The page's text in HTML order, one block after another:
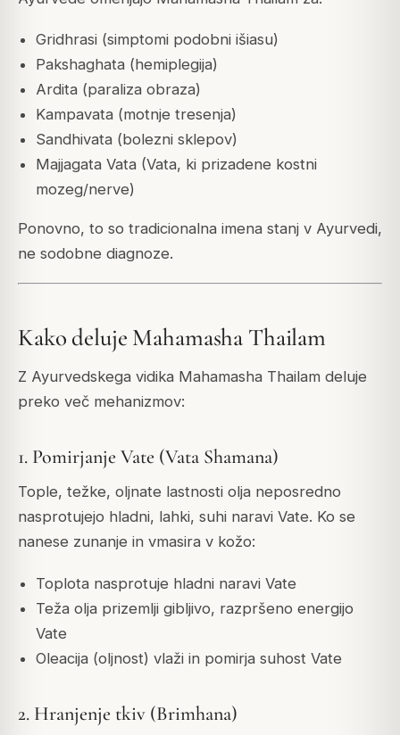
Gridhrasi (simptomi podobni išiasu)
Pakshaghata (hemiplegija)
Ardita (paraliza obraza)
Kampavata (motnje tresenja)
Sandhivata (bolezni sklepov)
Majjagata Vata (Vata, ki prizadene kostni
mozeg/nerve)
Ponovno, to so tradicionalna imena stanj v Ayurvedi,
ne sodobne diagnoze.
Kako deluje Mahamasha Thailam
Z Ayurvedskega vidika Mahamasha Thailam deluje
preko več mehanizmov:
1. Pomirjanje Vate (Vata Shamana)
Tople, težke, oljnate lastnosti olja neposredno
nasprotujejo hladni, lahki, suhi naravi Vate. Ko se
nanese zunanje in vmasira v kožo:
Toplota nasprotuje hladni naravi Vate
Teža olja prizemlji gibljivo, razpršeno energijo
Vate
Oleacija (oljnost) vlaži in pomirja suhost Vate
2. Hranjenje tkiv (Brimhana)